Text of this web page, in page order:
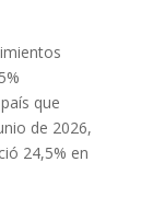
que
de 2026,
24,5% en